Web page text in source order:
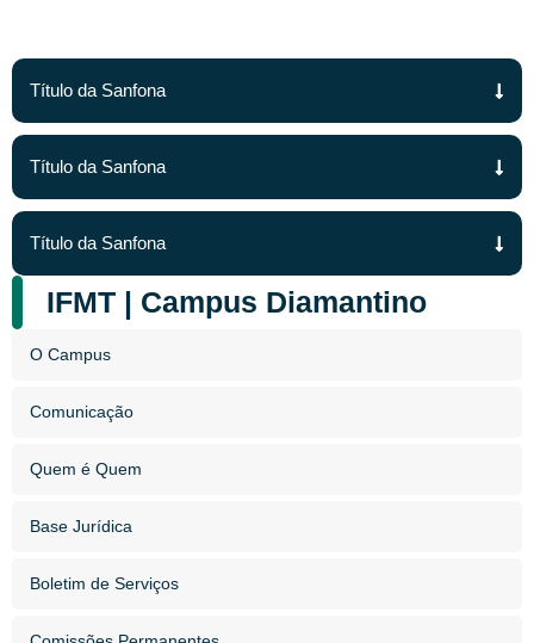
Título da Sanfona
Título da Sanfona
Título da Sanfona
IFMT | Campus Diamantino
O Campus
Comunicação
Quem é Quem
Base Jurídica
Boletim de Serviços